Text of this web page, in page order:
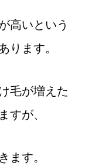
高いという
ります。
毛が増えた
すが、
ます。